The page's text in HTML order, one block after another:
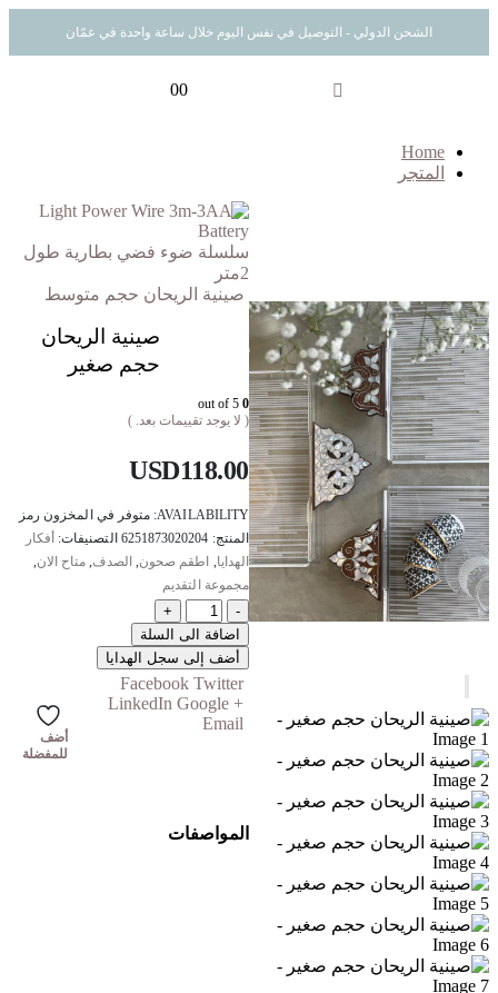
الشحن الدولي - التوصيل في نفس اليوم خلال ساعة واحدة في عمّان
00
Home
المتجر
سلسلة ضوء فضي بطارية طول
2متر
صينية الريحان حجم متوسط
صينية الريحان
حجم صغير
0
( لا يوجد تقييمات بعد. )
USD118.00
AVAILABILITY: متوفر في المخزون رمز
المنتج: 6251873020204 التصنيفات: أفكار
الهدايا اطقم صحون ,الصدف متاح الان
مجموعة التقديم
-
+
اضافة الى السلة
أضف إلى سجل الهدايا
Facebook Twitter
LinkedIn Google +
Email
أضف
للمفضلة
المواصفات